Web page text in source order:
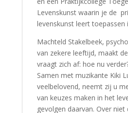
Levenskunst waarin je de
levenskunst leert toepassen
Machteld Stakelbeek,
van zekere leeftijd, maakt
vraagt zich af: hoe nu
Samen met muzikante Kiki
veelbelovend, neemt zij u
van keuzes maken in het
gevolgen daarvan. Over